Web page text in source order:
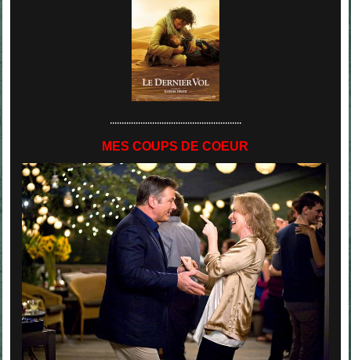
........................................................
MES COUPS DE COEUR